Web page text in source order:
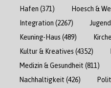
Hafen (371) Hoesch &
Integration (2267)
Keuning-Haus (489)
Kultur & Kreatives (4352)
Medizin & Gesundheit (811)
Nachhaltigkeit (426)